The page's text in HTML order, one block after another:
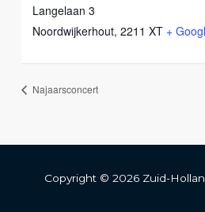
Langelaan 3
Noordwijkerhout, 2211 XT +
Najaarsconcert
Copyright © 2026 Zuid-